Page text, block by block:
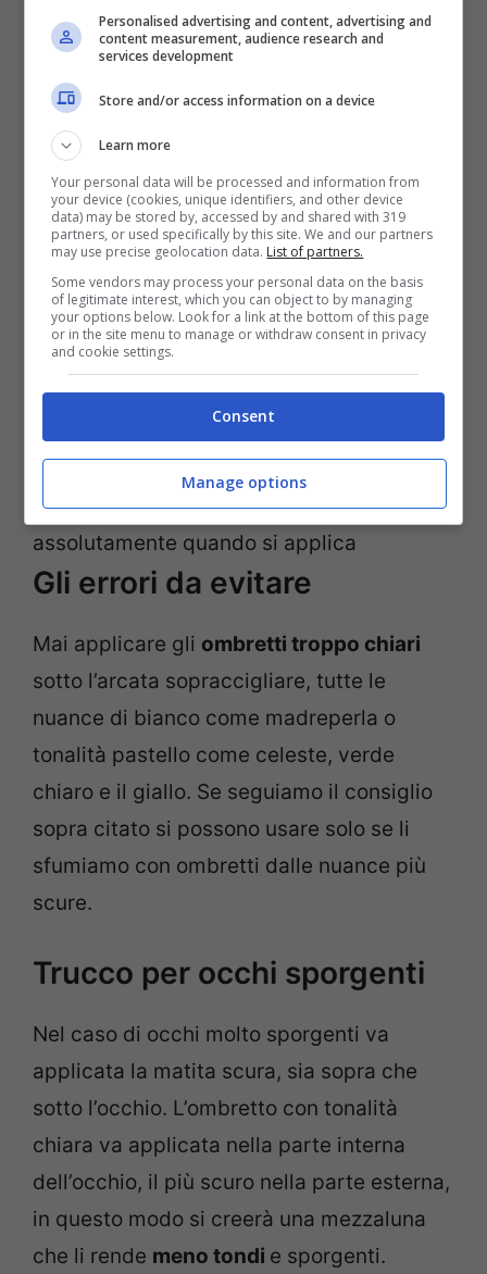
scure come le tonalità marrone, blu e
La parte inferiore dell’occhio deve essere
truccato, si deve applicare una matita
preferibilmente scura e waterproof,
all’interno della palpebrale inferiore, per
stringere otticamente il perimetro
dell’occhio.
mascaranon va applicato sulle ciglia
inferiori, ma solo su quelle superiori,
accentuando l’applicazione sulla parte
POTREBBE INTERESSARTI ANCHE->>>
Rossetto: 10 errori da evitare
assolutamente quando si applica
Gli errori da evitare
Mai applicare gli ombretti troppo chiari
sotto l’arcata sopraccigliare, tutte le
nuance di bianco come madreperla o
tonalità pastello come celeste, verde
chiaro e il giallo. Se seguiamo il consiglio
sopra citato si possono usare solo se li
sfumiamo con ombretti dalle nuance più
scure.
Trucco per occhi sporgenti
Nel caso di occhi molto sporgenti va
applicata la matita scura, sia sopra che
sotto l’occhio. L’ombretto con tonalità
chiara va applicata nella parte interna
dell’occhio, il più scuro nella parte esterna,
in questo modo si creerà una mezzaluna
che li rende meno tondi e sporgenti.
Personalised advertising and content, advertising and
content measurement, audience research and
services development
Store and/or access information on a device
Learn more
Your personal data will be processed and information from
your device (cookies, unique identifiers, and other device
data) may be stored by, accessed by and shared with 319
partners, or used specifically by this site. We and our partners
may use precise geolocation data. List of partners.
Some vendors may process your personal data on the basis
of legitimate interest, which you can object to by managing
your options below. Look for a link at the bottom of this page
or in the site menu to manage or withdraw consent in privacy
and cookie settings.
Consent
Manage options